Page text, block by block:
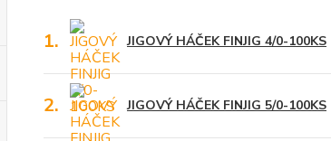
1. JIGOVÝ HÁČEK FINJIG 4/0-100KS
2. JIGOVÝ HÁČEK FINJIG 5/0-100KS